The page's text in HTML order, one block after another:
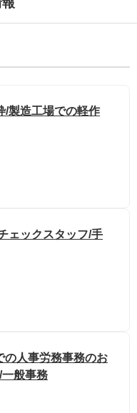
/製造工場での軽作
ェックスタッフ/手
の人事労務事務のお
般事務